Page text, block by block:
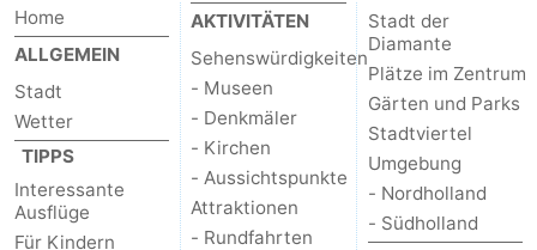
Home
ALLGEMEIN
Stadt
Wetter
TIPPS
Interessante
Ausflüge
Für Kindern
AKTIVITÄTEN
Sehenswürdigkeiten
- Museen
- Denkmäler
- Kirchen
- Aussichtspunkte
Attraktionen
- Rundfahrten
Stadt der
Diamante
Plätze im Zentrum
Gärten und Parks
Stadtviertel
Umgebung
- Nordholland
- Südholland